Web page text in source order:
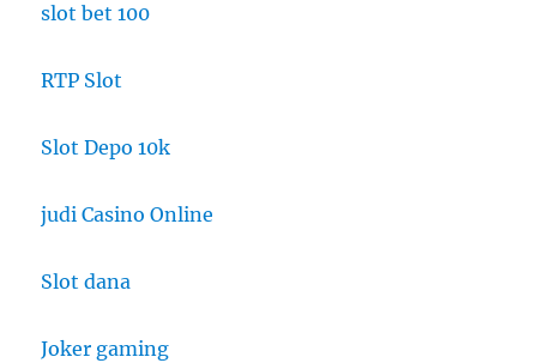
slot bet 100
RTP Slot
Slot Depo 10k
judi Casino Online
Slot dana
Joker gaming